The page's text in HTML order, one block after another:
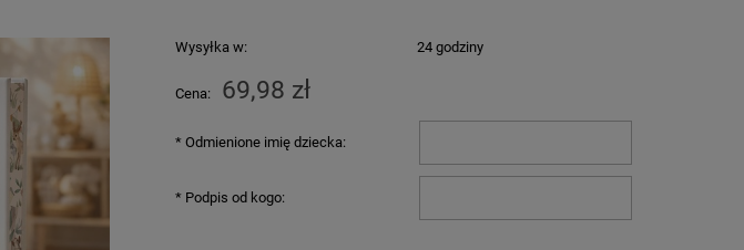
Wysyłka w: 24 godziny
Cena: 69,98 zł
* Odmienione imię dziecka:
* Podpis od kogo: